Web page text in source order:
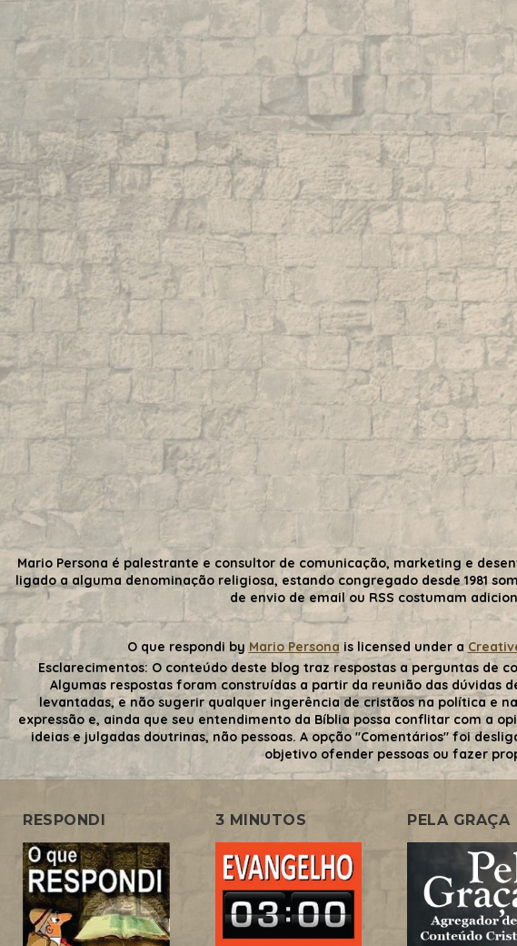
Mario Persona é palestrante e consultor de comunicação, marketing e
ligado a alguma denominação religiosa, estando congregado desde 1981
de envio de email ou RSS costumam
O que respondi by Mario Persona is licensed under a
Esclarecimentos: O conteúdo deste blog traz respostas a perguntas de
Algumas respostas foram construídas a partir da reunião das dúvidas
levantadas, e não sugerir qualquer ingerência de cristãos na política e
expressão e, ainda que seu entendimento da Bíblia possa conflitar com a
ideias e julgadas doutrinas, não pessoas. A opção "Comentários" foi
objetivo ofender pessoas ou fazer
RESPONDI 3 MINUTOS
PELA GRAÇA